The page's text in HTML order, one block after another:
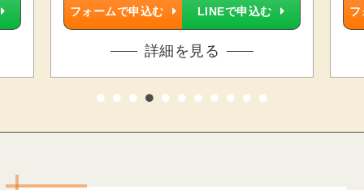
フォームで申込む LINEで申込む
詳細を見る
フ
1 2 3 4 5 6 7 8 9 10 11